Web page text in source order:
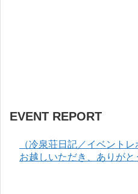
EVENT REPORT
（冷泉荘日記／イベント
お越しいただき、ありがと